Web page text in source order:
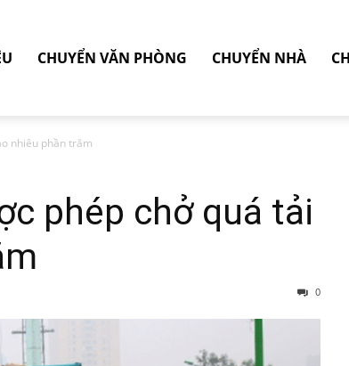
CHUYỂN VĂN PHÒNG CHUYỂN NHÀ
nhiêu phần trăm
phép chở quá tải
0